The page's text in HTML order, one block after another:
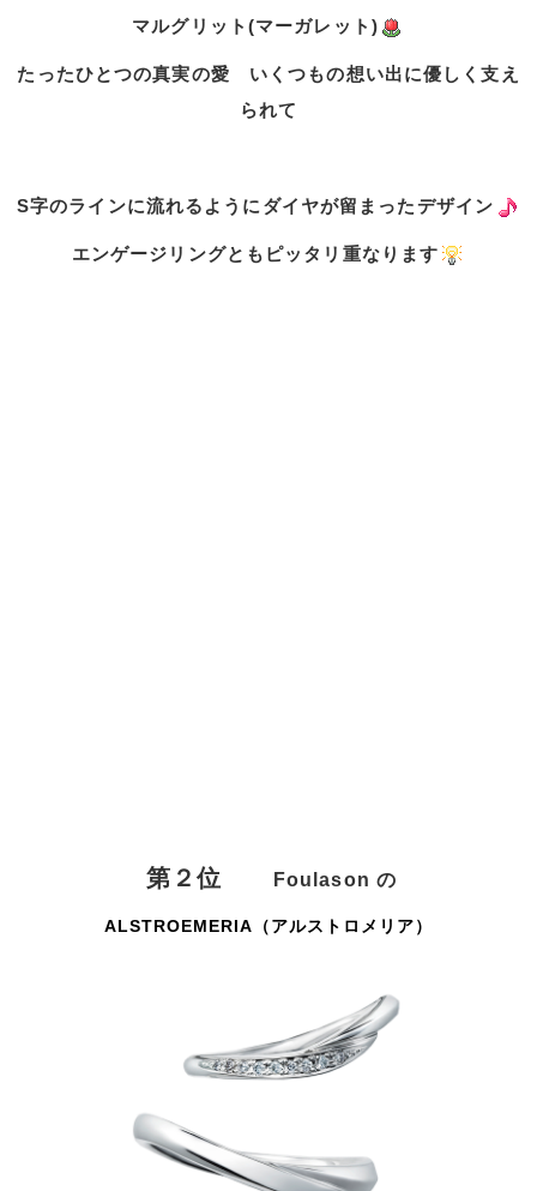
マルグリット(マーガレット)
たったひとつの真実の愛 いくつもの想い出に優しく支え
られて
S字のラインに流れるようにダイヤが留まったデザイン
エンゲージリングともピッタリ重なります
第２位 Foulason の
ALSTROEMERIA（アルストロメリア）